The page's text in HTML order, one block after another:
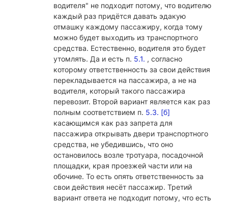
водителя" не подходит потому, что водителю
каждый раз придётся давать эдакую
отмашку каждому пассажиру, когда тому
можно будет выходить из транспортного
средства. Естественно, водителя это будет
утомлять. Да и есть п. 5.1. , согласно
которому ответственность за свои действия
перекладывается на пассажира, а не на
водителя, который такого пассажира
перевозит. Второй вариант является как раз
полным соответствием п. 5.3. [б]
касающимся как раз запрета для
пассажира открывать двери транспортного
средства, не убедившись, что оно
остановилось возле тротуара, посадочной
площадки, края проезжей части или на
обочине. То есть опять ответственность за
свои действия несёт пассажир. Третий
вариант ответа не подходит потому, что есть